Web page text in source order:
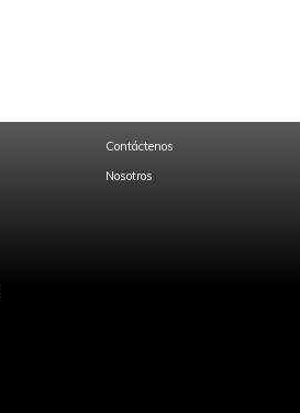
Contáctenos
Nosotros